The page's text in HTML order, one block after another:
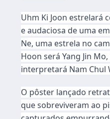
Uhm Ki Joon estrelará
e audaciosa de uma
Ne, uma estrela no
Hoon será Yang Jin
interpretará Nam Chul
O pôster lançado
que sobreviveram ao